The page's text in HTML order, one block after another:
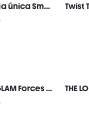
Afeitadora eléctrica de hoja única Smooth Moves
THE LORD OF THE RINGS | SHEGLAM Forces of Fate | Dúo de Sombras de Ojos-Hope & Sacrifice Marca de Belleza Cosmética Maquillaje para Mujeres y Niñas